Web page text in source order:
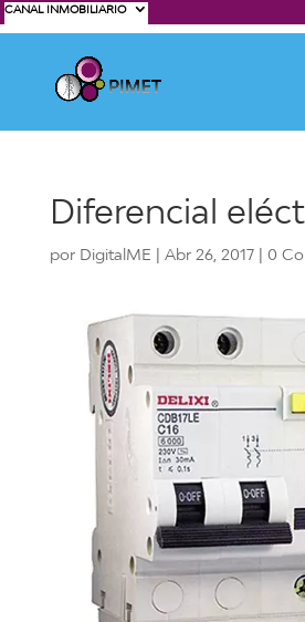
CANAL INMOBILIARIO
Diferencial
por DigitalME | Abr 26, 2017| 0